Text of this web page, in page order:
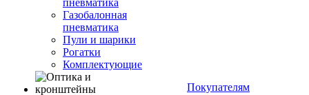
пневматика
Газобалонная
пневматика
Пули и шарики
Рогатки
Комплектующие
Покупателям